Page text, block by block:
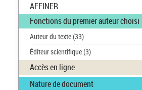
AFFINER
Fonctions du premier auteur choisi
Auteur du texte(33)
Éditeur scientifique(3)
Accès en ligne
Nature de document